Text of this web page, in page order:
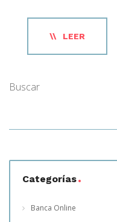
LEER
Buscar
Categorías
Banca Online